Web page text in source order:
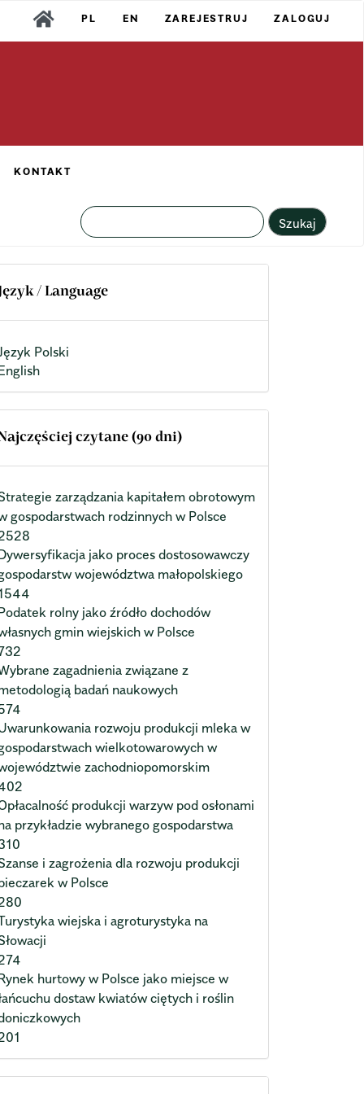
PL EN ZAREJESTRUJ ZALOGUJ
KONTAKT
Szukaj
Język / Language
Polski
czytane (90 dni)
zarządzania kapitałem obrotowym
gospodarstwach rodzinnych w Polsce
jako proces dostosowawczy
województwa małopolskiego
rolny jako źródło dochodów
gmin wiejskich w Polsce
zagadnienia związane z
badań naukowych
rozwoju produkcji mleka w
wielkotowarowych w
zachodniopomorskim
produkcji warzyw pod osłonami
przykładzie wybranego gospodarstwa
i zagrożenia dla rozwoju produkcji
w Polsce
wiejska i agroturystyka na
hurtowy w Polsce jako miejsce w
dostaw kwiatów ciętych i roślin